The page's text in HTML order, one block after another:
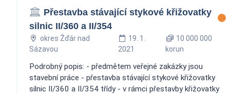
Přestavba stávající stykové křižovatky
silnic II/360 a II/354
okres Žďár nad
Sázavou
19. 1.
2021
10 000 000
korun
Podrobný popis: - předmětem veřejné zakázky jsou
stavební práce - přestavba stávající stykové křižovatky
silnic II/360 a II/354 třídy - v rámci přestavby křižovatky